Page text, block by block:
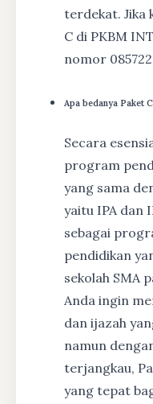
terdekat. Jika
C di PKBM
nomor
Apa bedanya Paket
Secara
program
yang sama
yaitu IPA dan
sebagai
pendidikan
sekolah SMA
Anda ingin
dan ijazah
namun
terjangkau,
yang tepat